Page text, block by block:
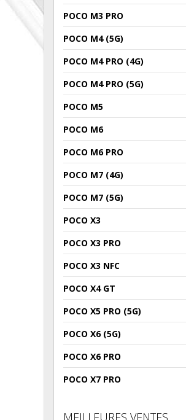
POCO M3 PRO
POCO M4 (5G)
POCO M4 PRO (4G)
POCO M4 PRO (5G)
POCO M5
POCO M6
POCO M6 PRO
POCO M7 (4G)
POCO M7 (5G)
POCO X3
POCO X3 PRO
POCO X3 NFC
POCO X4 GT
POCO X5 PRO (5G)
POCO X6 (5G)
POCO X6 PRO
POCO X7 PRO
MEILLEURES VENTES